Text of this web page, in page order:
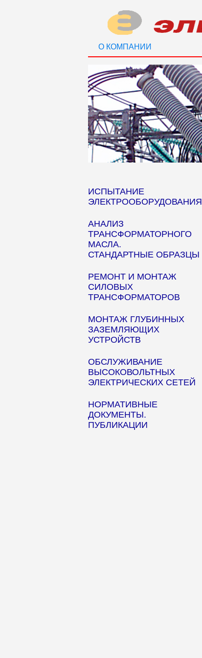
О КОМПАНИИ
ИСПЫТАНИЕ
ЭЛЕКТРООБОРУДОВАНИЯ
АНАЛИЗ
ТРАНСФОРМАТОРНОГО
МАСЛА.
СТАНДАРТНЫЕ ОБРАЗЦЫ
РЕМОНТ И МОНТАЖ
СИЛОВЫХ
ТРАНСФОРМАТОРОВ
МОНТАЖ ГЛУБИННЫХ
ЗАЗЕМЛЯЮЩИХ
УСТРОЙСТВ
ОБСЛУЖИВАНИЕ
ВЫСОКОВОЛЬТНЫХ
ЭЛЕКТРИЧЕСКИХ СЕТЕЙ
НОРМАТИВНЫЕ
ДОКУМЕНТЫ.
ПУБЛИКАЦИИ